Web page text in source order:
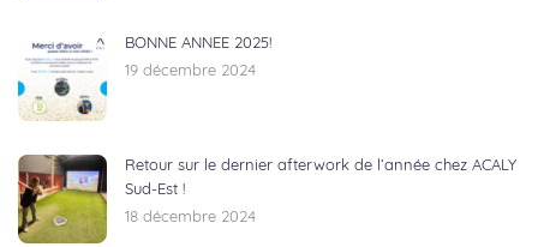
BONNE ANNEE 2025!
19 décembre 2024
Retour sur le dernier afterwork de l’année chez ACALY
Sud-Est !
18 décembre 2024